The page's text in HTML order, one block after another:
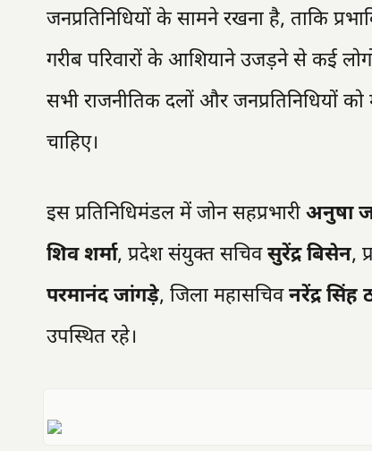
जनप्रतिनिधियों के सामने रखना है, ताकि
गरीब परिवारों के आशियाने उजड़ने से कई
सभी राजनीतिक दलों और जनप्रतिनिधियों
चाहिए।
इस प्रतिनिधिमंडल में जोन सहप्रभारी अनुषा
शिव शर्मा, प्रदेश संयुक्त सचिवसुरेंद्र बिसेन,
परमानंद जांगड़े, जिला महासचिवनरेंद्र सिंह
उपस्थित रहे।